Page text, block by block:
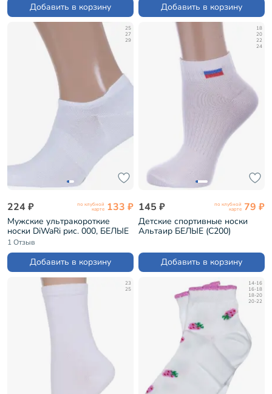
Добавить в корзину Добавить в корзину
25
27
29
224 ₽ по клубной
карте 133 ₽
Мужские ультракороткие
носки DiWaRi рис. 000, БЕЛЫЕ
(17С-144СП)
1 Отзыв
Добавить в корзину
18
20
22
24
145 ₽ по клубной
карте 79 ₽
Детские спортивные носки
Альтаир БЕЛЫЕ (С200)
Добавить в корзину
23
25
14-16
16-18
18-20
20-22